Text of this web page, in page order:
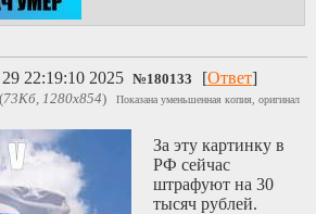
22:19:10 2025 №180133 [Ответ]
73Кб, 1280x854)
Показана уменьшенная копия, оригинал
За эту картинку в
РФ сейчас
штрафуют на 30
тысяч рублей.